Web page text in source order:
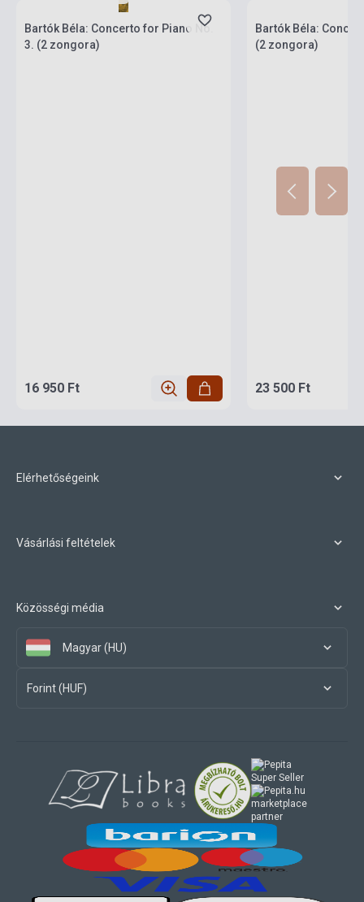
Bartók Béla: Concerto for Piano No.
3. (2 zongora)
16 950 Ft
Bartók Béla:
(2 zongora)
23 500 Ft
Elérhetőségeink
Vásárlási feltételek
Közösségi média
Magyar (HU)
Forint (HUF)
marketplace
partner